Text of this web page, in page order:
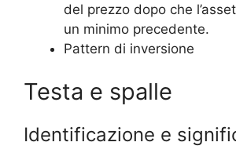
del prezzo dopo che
un minimo precedente.
Pattern di inversione
Testa e spalle
Identificazione e